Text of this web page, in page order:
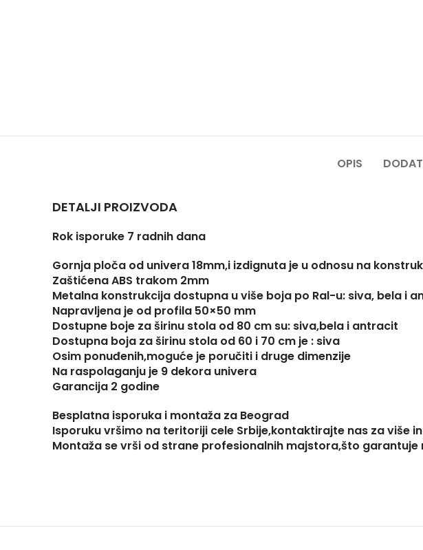
OPIS
DETALJI PROIZVODA
Rok isporuke 7 radnih dana
Gornja ploča od univera 18mm,i izdignuta je u odnosu na
Zaštićena ABS trakom 2mm
Metalna konstrukcija dostupna u više boja po Ral-u: siva, bela i
Napravljena je od profila 50×50 mm
Dostupne boje za širinu stola od 80 cm su: siva,bela i antracit
Dostupna boja za širinu stola od 60 i 70 cm je : siva
Osim ponuđenih,moguće je poručiti i druge dimenzije
Na raspolaganju je 9 dekora univera
Garancija 2 godine
Besplatna isporuka i montaža za Beograd
Isporuku vršimo na teritoriji cele Srbije,kontaktirajte nas za više
Montaža se vrši od strane profesionalnih majstora,što